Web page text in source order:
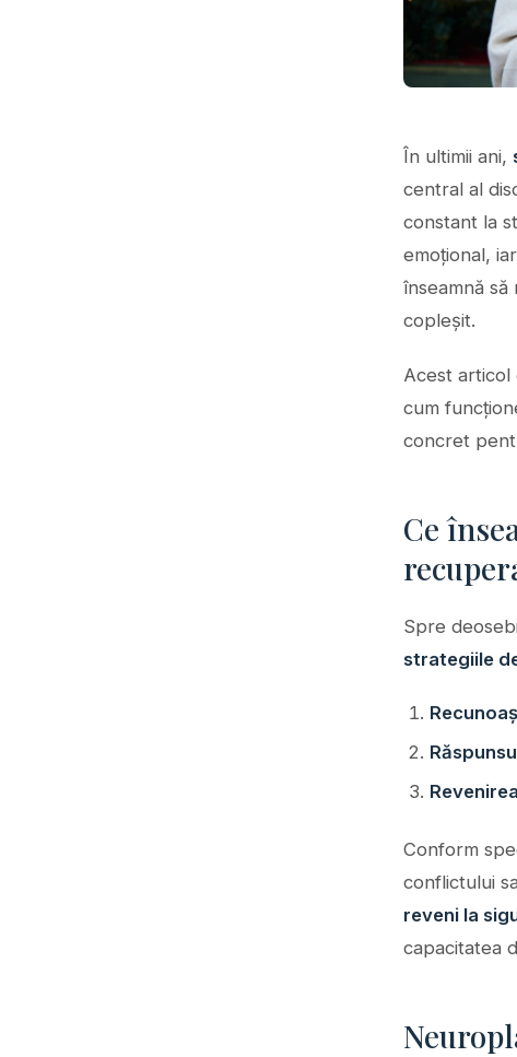
În ultimii ani,
central al
constant la
emoțional,
înseamnă să
copleșit.
Acest
cum
concret
Ce
Spre
strategiile
Conform
conflictului
reveni la
capacitatea